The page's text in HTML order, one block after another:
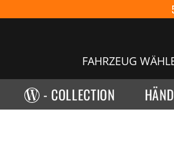
FAHRZEUG
- COLLECTION